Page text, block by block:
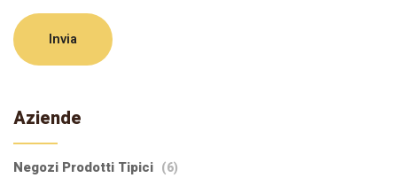
Invia
Aziende
Negozi Prodotti Tipici (6)